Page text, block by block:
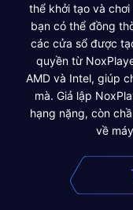
thể khởi tạo và
bạn có thể đồng
các cửa sổ được
quyền từ
AMD và Intel, giúp
mà. Giả lập
hạng nặng, còn
về